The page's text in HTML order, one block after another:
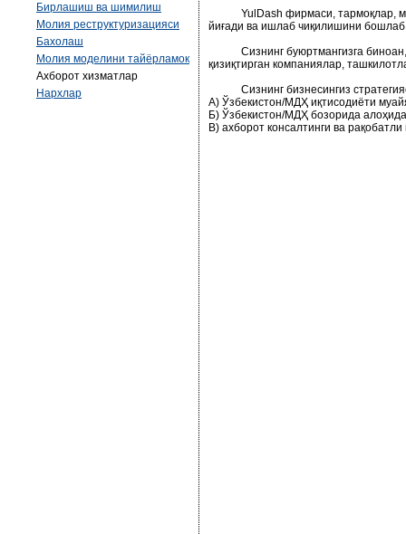
Бирлашиш ва шимилиш
Молия реструктуризацияси
Бахолаш
Молия моделини тайёрламок
Ахборот хизматлар
Нархлар
YulDash фирмаси, тармоқлар,
йиғади ва ишлаб чиқилишини
Сизнинг буюртмангизга биноан,
қизиқтирган компаниялар,
Сизнинг бизнесингиз
А) Ўзбекистон/МДҲ иқтисодиёти
Б) Ўзбекистон/МДҲ бозорида
В) ахборот консалтинги ва